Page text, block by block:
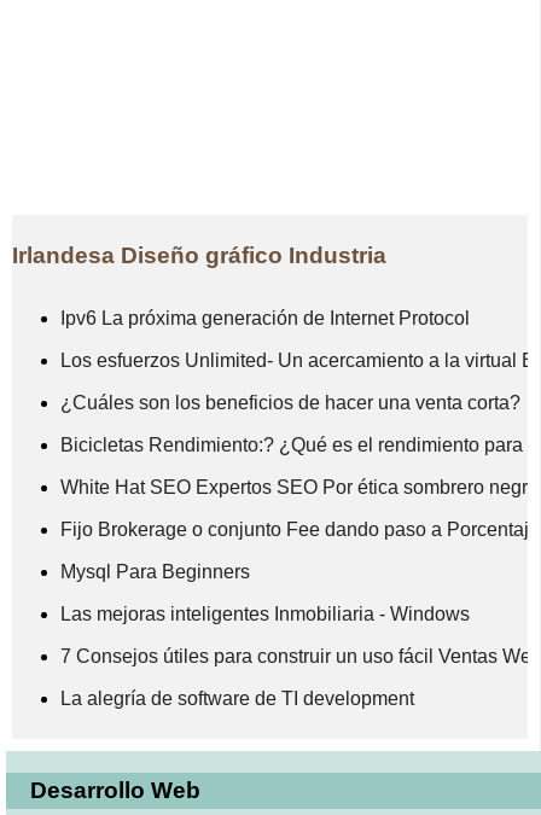
Irlandesa Diseño gráfico Industria
Ipv6 La próxima generación de Internet Protocol
Los esfuerzos Unlimited- Un acercamiento a la virtual
¿Cuáles son los beneficios de hacer una venta corta?
Bicicletas Rendimiento:? ¿Qué es el rendimiento para
White Hat SEO Expertos SEO Por ética sombrero
Fijo Brokerage o conjunto Fee dando paso a
Mysql Para Beginners
Las mejoras inteligentes Inmobiliaria - Windows
7 Consejos útiles para construir un uso fácil Ventas
La alegría de software de TI development
Desarrollo Web